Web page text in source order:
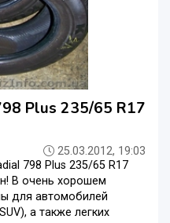
Plus 235/65 R17
25.03.2012, 19:03
798 Plus 235/65 R17
В очень хорошем
для автомобилей
а также легких